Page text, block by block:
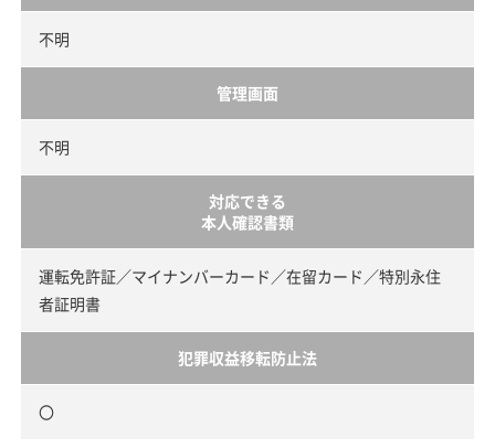
不明
管理画面
不明
対応できる
本人確認書類
運転免許証／マイナンバーカード／在留カード／特別永住
者証明書
犯罪収益移転防止法
〇